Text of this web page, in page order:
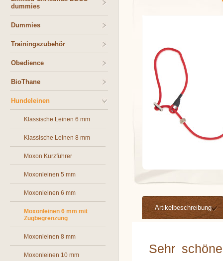
dummies
Dummies
Trainingszubehör
Obedience
BioThane
Hundeleinen
Klassische Leinen 6 mm
Klassische Leinen 8 mm
Moxon Kurzführer
Moxonleinen 5 mm
Moxonleinen 6 mm
Moxonleinen 6 mm mit
Zugbegrenzung
Moxonleinen 8 mm
Moxonleinen 10 mm
Artikelbeschreibung
Sehr